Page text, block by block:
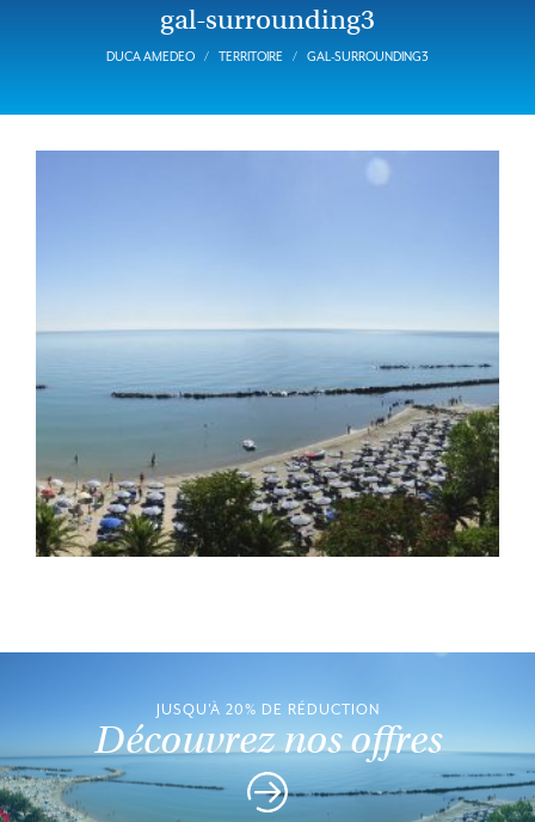
gal-surrounding3
DUCA AMEDEO TERRITOIRE GAL-SURROUNDING3
JUSQU'À 20% DE RÉDUCTION
Découvrez nos offres